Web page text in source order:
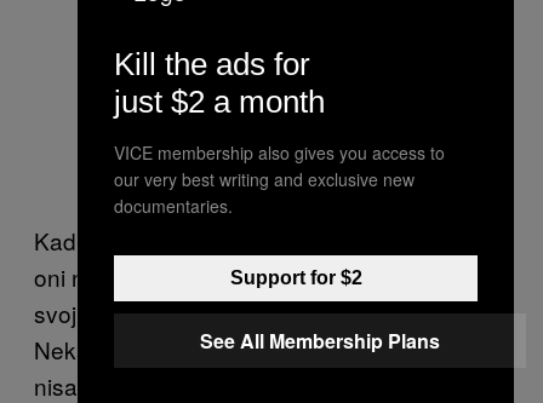
Kad se šišanje završi i pokažem im rezultat,
oni ne bi da mi vrate ogledalo. Samo merkaju
svoj lik, kažu kako najzad malo liče na sebe.
Nekad nude da mi plate, ali nikad nikom
nisam naplatio. Neki se šale pa kažu „Kad
Kill the ads for
just $2 a month
VICE membership also gives you access to
our very best writing and exclusive new
documentaries.
Support for $2
See All Membership Plans